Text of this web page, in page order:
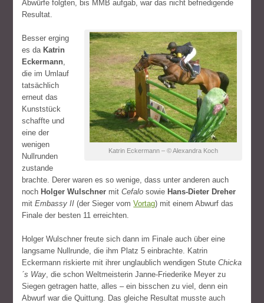
Abwürfe folgten, bis MMB aufgab, war das nicht befriedigende
Resultat.
Katrin Eckermann – © Alexandra Koch
Besser erging
es da Katrin
Eckermann,
die im Umlauf
tatsächlich
erneut das
Kunststück
schaffte und
eine der
wenigen
Nullrunden
zustande
brachte. Derer waren es so wenige, dass unter anderen auch
noch Holger Wulschner mitCefalo sowie Hans-Dieter Dreher
mitEmbassy II (der Sieger vomVortag) mit einem Abwurf das
Finale der besten 11 erreichten.
Holger Wulschner freute sich dann im Finale auch über eine
langsame Nullrunde, die ihm Platz 5 einbrachte. Katrin
Eckermann riskierte mit ihrer unglaublich wendigen StuteChicka
´s Way, die schon Weltmeisterin Janne-Friederike Meyer zu
Siegen getragen hatte, alles – ein bisschen zu viel, denn ein
Abwurf war die Quittung. Das gleiche Resultat musste auch